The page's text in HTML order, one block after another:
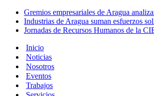
Gremios empresariales de Aragua
Industrias de Aragua suman esfuerzos
Jornadas de Recursos Humanos de la
Inicio
Noticias
Nosotros
Eventos
Trabajos